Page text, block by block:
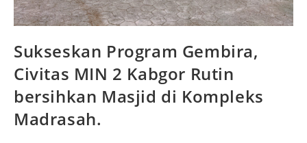
Sukseskan Program Gembira,
Civitas MIN 2 Kabgor Rutin
bersihkan Masjid di Kompleks
Madrasah.